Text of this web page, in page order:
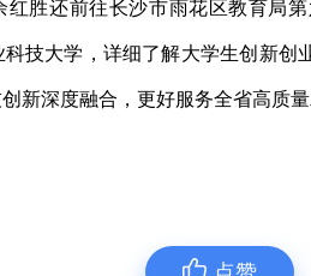
红胜还前往长沙市雨花区教育局
技大学，详细了解大学生创新创
新深度融合，更好服务全省高质量